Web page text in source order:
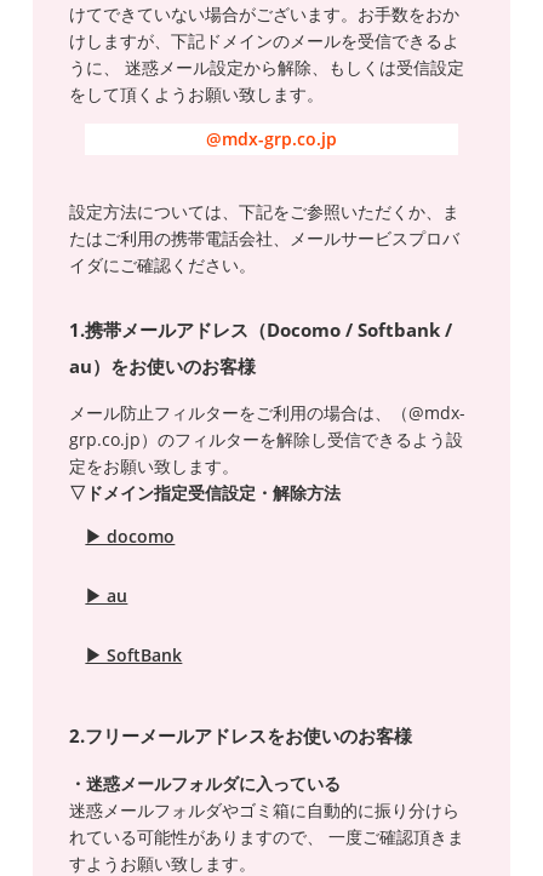
けてできていない場合がございます。お手数をおか
けしますが、下記ドメインのメールを受信できるよ
うに、 迷惑メール設定から解除、もしくは受信設定
をして頂くようお願い致します。
@mdx-grp.co.jp
設定方法については、下記をご参照いただくか、ま
たはご利用の携帯電話会社、メールサービスプロバ
イダにご確認ください。
1.携帯メールアドレス（Docomo / Softbank /
au）をお使いのお客様
メール防止フィルターをご利用の場合は、（@mdx-
grp.co.jp）のフィルターを解除し受信できるよう設
定をお願い致します。
▽ドメイン指定受信設定・解除方法
▶ docomo
▶ au
▶ SoftBank
2.フリーメールアドレスをお使いのお客様
・迷惑メールフォルダに入っている
迷惑メールフォルダやゴミ箱に自動的に振り分けら
れている可能性がありますので、 一度ご確認頂きま
すようお願い致します。